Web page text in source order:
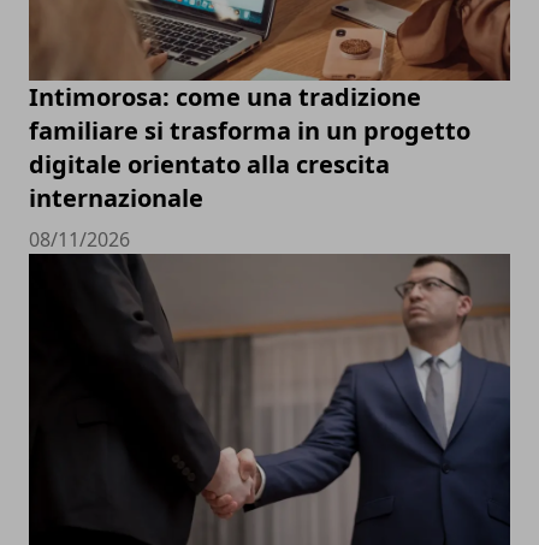
Intimorosa: come una tradizione
familiare si trasforma in un progetto
digitale orientato alla crescita
internazionale
08/11/2026